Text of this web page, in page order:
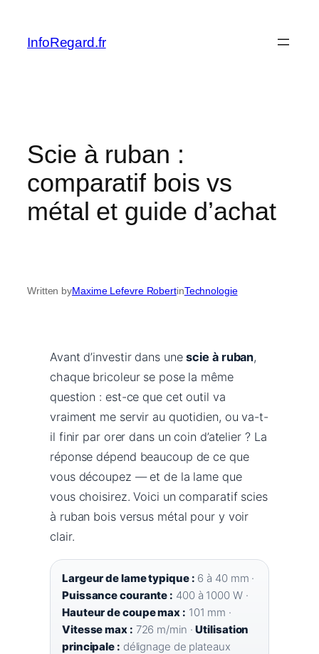
content
InfoRegard.fr
Scie à ruban :
comparatif bois vs
métal et guide d’achat
Written byMaxime Lefevre RobertinTechnologie
Avant d’investir dans unescie à ruban,
chaque bricoleur se pose la même
question : est-ce que cet outil va
vraiment me servir au quotidien, ou va-t-
il finir par orer dans un coin d’atelier ? La
réponse dépend beaucoup de ce que
vous découpez — et de la lame que
vous choisirez. Voici un comparatif scies
à ruban bois versus métal pour y voir
clair.
Largeur de lame typique : 6 à 40 mm ·
Puissance courante : 400 à 1000 W ·
Hauteur de coupe max : 101 mm ·
Vitesse max : 726 m/min ·Utilisation
principale : délignage de plateaux